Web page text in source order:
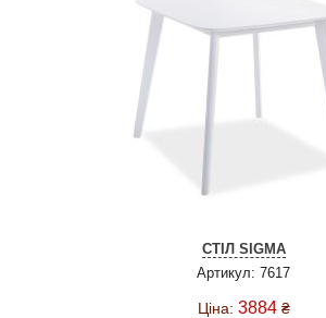
СТІЛ SIGMA
Артикул: 7617
Ціна: 3884 ₴